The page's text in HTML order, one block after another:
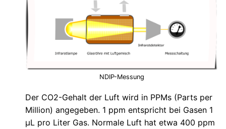
NDIP-Messung
Der CO2-Gehalt der Luft wird in PPMs (Parts per
Million) angegeben. 1 ppm entspricht bei Gasen 1
µL pro Liter Gas. Normale Luft hat etwa 400 ppm